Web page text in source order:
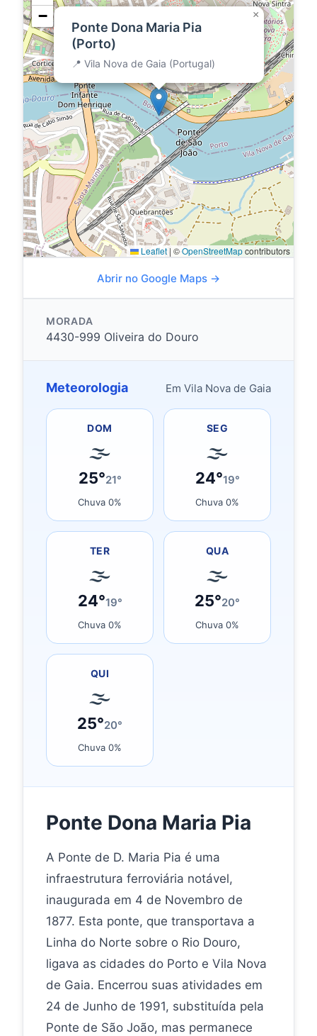
Ponte Dona Maria Pia
(Porto)
📍 Vila Nova de Gaia (Portugal)
×
−
Leaflet | ©OpenStreetMapcontributors
Abrir no Google Maps →
MORADA
4430-999 Oliveira do Douro
Meteorologia Em Vila Nova de Gaia
DOM
🌫
25°21°
Chuva 0%
SEG
🌫
24°19°
Chuva 0%
TER
🌫
24°19°
Chuva 0%
QUA
🌫
25°20°
Chuva 0%
QUI
🌫
25°20°
Chuva 0%
Ponte Dona Maria Pia
A Ponte de D. Maria Pia é uma
infraestrutura ferroviária notável,
inaugurada em 4 de Novembro de
1877. Esta ponte, que transportava a
Linha do Norte sobre o Rio Douro,
ligava as cidades do Porto e Vila Nova
de Gaia. Encerrou suas atividades em
24 de Junho de 1991, substituída pela
Ponte de São João, mas permanece